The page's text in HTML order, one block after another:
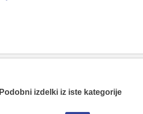
Podobni izdelki iz iste kategorije